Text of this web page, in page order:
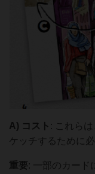
A) コスト : これら
ケッチするために
重要: 一部のカード